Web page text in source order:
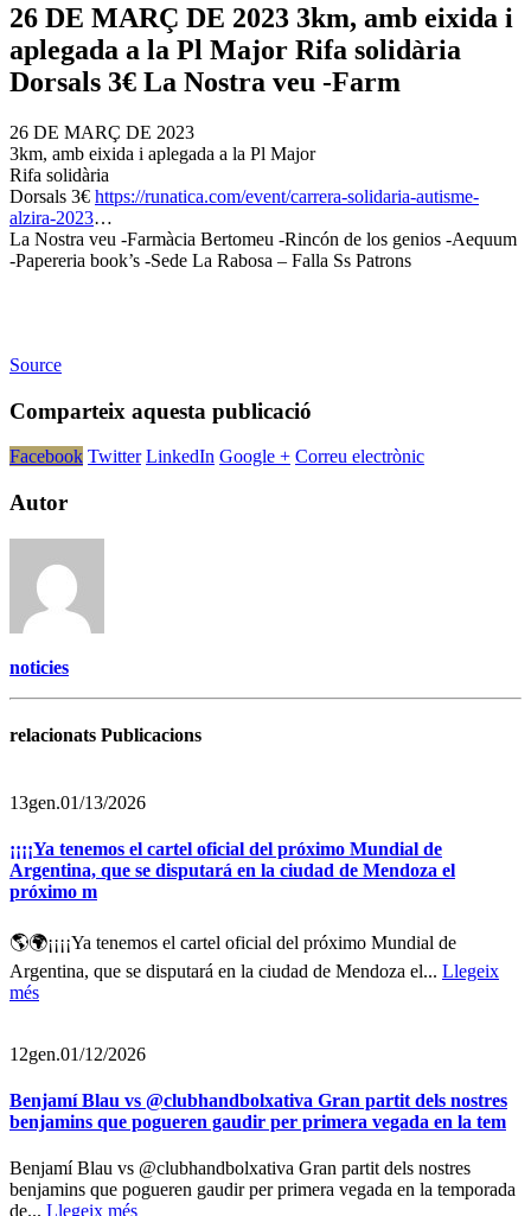
26 DE MARÇ DE 2023 3km, amb eixida i
aplegada a la Pl Major Rifa solidària
Dorsals 3€ La Nostra veu -Farm
26 DE MARÇ DE 2023
3km, amb eixida i aplegada a la Pl Major
Rifa solidària
Dorsals 3€ https://runatica.com/event/carrera-solidaria-autisme-
alzira-2023…
La Nostra veu -Farmàcia Bertomeu -Rincón de los genios -Aequum
-Papereria book’s -Sede La Rabosa – Falla Ss Patrons
Source
Comparteix aquesta publicació
Facebook Twitter LinkedIn Google + Correu electrònic
Autor
noticies
relacionats Publicacions
13gen.01/13/2026
¡¡¡¡Ya tenemos el cartel oficial del próximo Mundial de
Argentina, que se disputará en la ciudad de Mendoza el
próximo m
🌎🌍¡¡¡¡Ya tenemos el cartel oficial del próximo Mundial de
Argentina, que se disputará en la ciudad de Mendoza el... Llegeix
més
12gen.01/12/2026
Benjamí Blau vs @clubhandbolxativa Gran partit dels nostres
benjamins que pogueren gaudir per primera vegada en la tem
Benjamí Blau vs @clubhandbolxativa Gran partit dels nostres
benjamins que pogueren gaudir per primera vegada en la temporada
de... Llegeix més